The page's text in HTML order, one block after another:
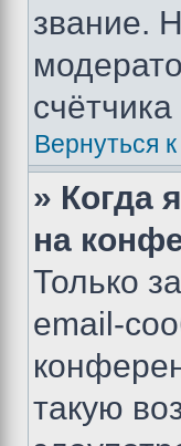
звание.
Вернуться
» Когда
на
Только
email-
такую